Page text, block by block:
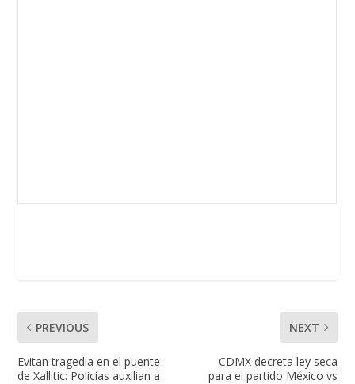
PREVIOUS
Evitan tragedia en el puente
de Xallitic: Policías auxilian a
NEXT
CDMX decreta ley seca
para el partido México vs